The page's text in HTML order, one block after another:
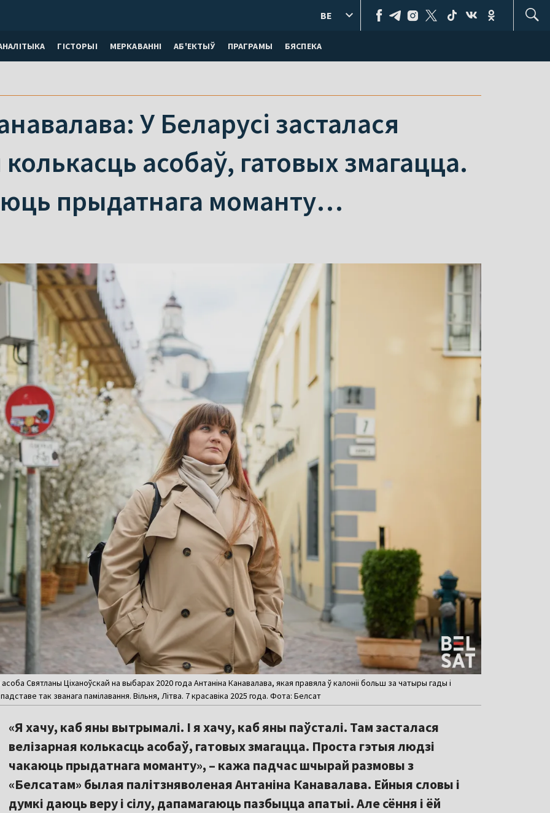
ГІСТОРЫІ МЕРКАВАННI АБ'ЕКТЫЎ ПРАГРАМЫ БЯСПЕКА
BE
У Беларусі засталася
колькасць асобаў, гатовых змагацца.
прыдатнага моманту…
Святланы Ціханоўскай на выбарах 2020 года Антаніна Канавалава, якая правяла ў калоніі больш за чатыры гады і
так званага памілавання. Вільня, Літва. 7 красавіка 2025 года. Фота: Белсат
«Я хачу, каб яны вытрымалі. І я хачу, каб яны паўсталі. Там засталася
велізарная колькасць асобаў, гатовых змагацца. Проста гэтыя людзі
чакаюць прыдатнага моманту», – кажа падчас шчырай размовы з
«Белсатам» былая палітзняволеная Антаніна Канавалава. Ейныя словы і
думкі даюць веру і сілу, дапамагаюць пазбыцца апатыі. Але сёння і ёй